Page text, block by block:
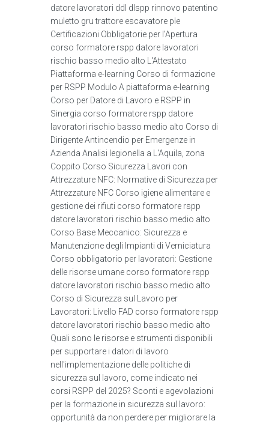
datore lavoratori ddl dlspp rinnovo patentino
muletto gru trattore escavatore ple
Certificazioni Obbligatorie per l'Apertura
corso formatore rspp datore lavoratori
rischio basso medio alto L'Attestato
Piattaforma e-learning Corso di formazione
per RSPP Modulo A piattaforma e-learning
Corso per Datore di Lavoro e RSPP in
Sinergia corso formatore rspp datore
lavoratori rischio basso medio alto Corso di
Dirigente Antincendio per Emergenze in
Azienda Analisi legionella a L'Aquila, zona
Coppito Corso Sicurezza Lavori con
Attrezzature NFC: Normative di Sicurezza per
Attrezzature NFC Corso igiene alimentare e
gestione dei rifiuti corso formatore rspp
datore lavoratori rischio basso medio alto
Corso Base Meccanico: Sicurezza e
Manutenzione degli Impianti di Verniciatura
Corso obbligatorio per lavoratori: Gestione
delle risorse umane corso formatore rspp
datore lavoratori rischio basso medio alto
Corso di Sicurezza sul Lavoro per
Lavoratori: Livello FAD corso formatore rspp
datore lavoratori rischio basso medio alto
Quali sono le risorse e strumenti disponibili
per supportare i datori di lavoro
nell'implementazione delle politiche di
sicurezza sul lavoro, come indicato nei
corsi RSPP del 2025? Sconti e agevolazioni
per la formazione in sicurezza sul lavoro:
opportunità da non perdere per migliorare la